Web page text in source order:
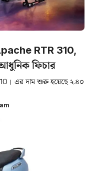
RTR 310,
ফিচার
এর দাম শুরু হয়েছে ২.৪০